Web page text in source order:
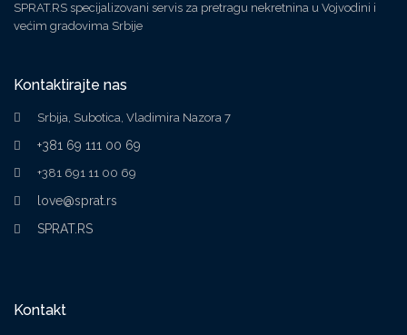
SPRAT.RS specijalizovani servis za pretragu nekretnina u Vojvodini i
većim gradovima Srbije
Kontaktirajte nas
Srbija, Subotica, Vladimira Nazora 7
+381 69 111 00 69
+381 691 11 00 69
love@sprat.rs
SPRAT.RS
Kontakt